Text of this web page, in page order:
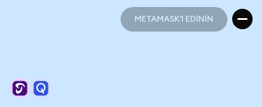
METAMASK'I EDİNİN